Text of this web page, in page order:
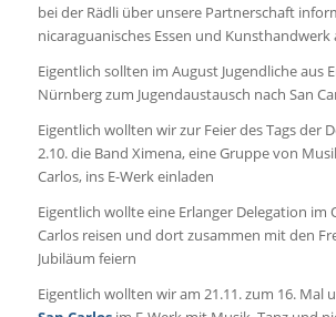
bei der Rädli über unsere Partnerschaft
nicaraguanisches Essen und Kunsthandwerk
Eigentlich sollten im August Jugendliche aus
Nürnberg zum Jugendaustausch nach San
Eigentlich wollten wir zur Feier des Tags der
2.10. die Band Ximena, eine Gruppe von
Carlos, ins E-Werk einladen
Eigentlich wollte eine Erlanger Delegation im
Carlos reisen und dort zusammen mit den
Jubiläum feiern
Eigentlich wollten wir am 21.11. zum 16. Mal